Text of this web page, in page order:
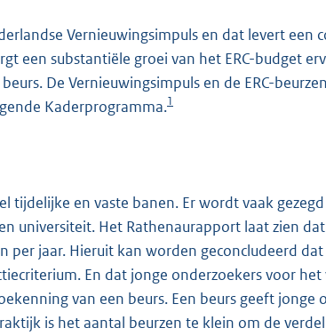
Vernieuwingsimpuls en dat levert een
een substantiële groei van het ERC-budget
De Vernieuwingsimpuls en de ERC-
Kaderprogramma.1
tijdelijke en vaste banen. Er wordt vaak
universiteit. Het Rathenaurapport laat zien
per jaar. Hieruit kan worden geconcludeerd
En dat jonge onderzoekers voor
van een beurs. Een beurs geeft jonge
is het aantal beurzen te klein om de